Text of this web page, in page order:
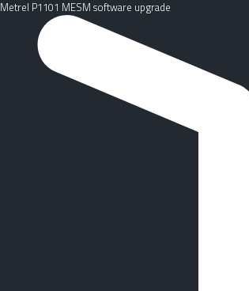
Metrel P1101 MESM software upgrade